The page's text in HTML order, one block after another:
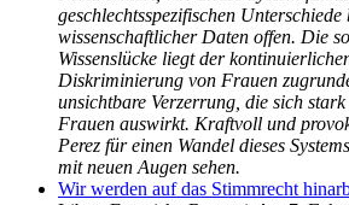
geschlechtsspezifischen
wissenschaftlicher Daten offen. Die
Wissenslücke liegt der
Diskriminierung von Frauen
unsichtbare Verzerrung, die sich
Frauen auswirkt. Kraftvoll und
Perez für einen Wandel dieses
mit neuen Augen sehen.
Wir werden auf das Stimmrecht